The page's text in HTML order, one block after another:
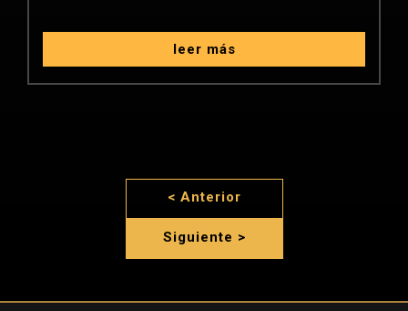
leer más
< Anterior
Siguiente >